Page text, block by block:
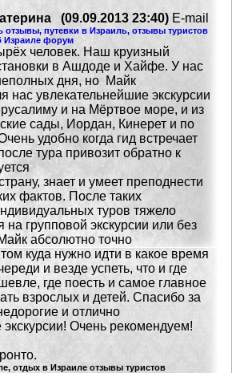
(09.09.2013 23:40) E-mail
отзывы, путевки в Израиль, отзывы туристов
Израиле форум
человек. Наш круизный
в Ашдоде и Хайфе. У нас
дня, но Майк
нас увлекательнейшие экскурсии
и на Мёртвое море, и из
сады, Иордан, Кинерет и по
удобно когда гид встречает
тура привозит обратно к
знает и умеет преподнести
фактов. После таких
туров тяжело
на групповой экскурсии или без
абсолютно точно
куда нужно идти в какое время
и везде успеть, что и где
где поесть и самое главное
взрослых и детей. Спасибо за
и отлично
Очень рекомендуем!
отдых в Израиле отзывы туристов